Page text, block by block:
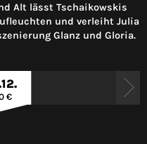
Alt lässt Tschaikowskis
und verleiht Julia
Glanz und Gloria.
€